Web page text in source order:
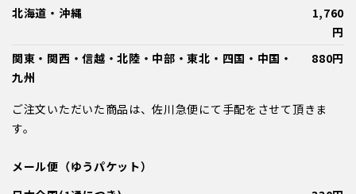
北海道・沖縄
1,760
円
関東・関西・信越・北陸・中部・東北・四国・中国・
九州
880円
ご注文いただいた商品は、佐川急便にて手配をさせて頂きま
す。
メール便（ゆうパケット）